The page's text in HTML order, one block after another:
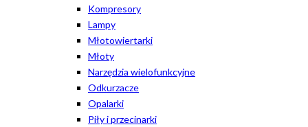
Kompresory
Lampy
Młotowiertarki
Młoty
Narzędzia wielofunkcyjne
Odkurzacze
Opalarki
Piły i przecinarki